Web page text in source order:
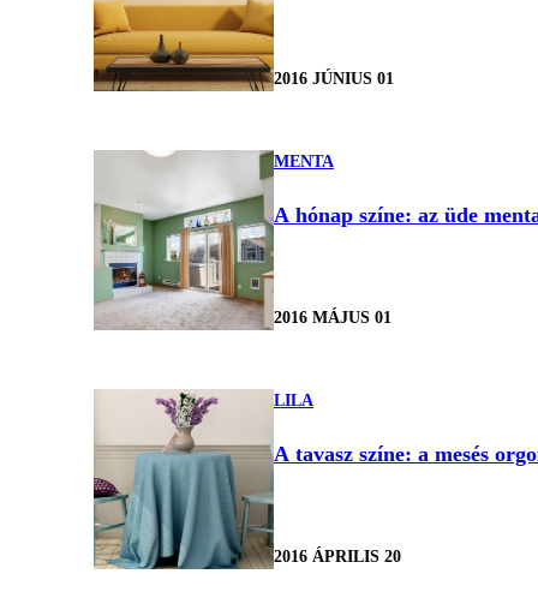
2016 JÚNIUS 01
MENTA
A hónap színe: az üde
2016 MÁJUS 01
LILA
A tavasz színe: a mesés
2016 ÁPRILIS 20